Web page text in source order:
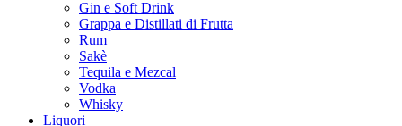
Gin e Soft Drink
Grappa e Distillati di Frutta
Rum
Sakè
Tequila e Mezcal
Vodka
Whisky
Liquori